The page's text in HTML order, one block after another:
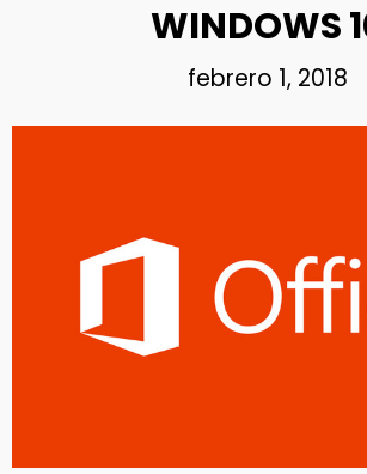
WINDOWS
febrero 1, 2018